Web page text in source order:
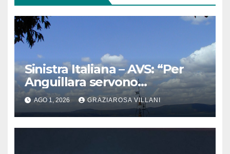
Sinistra Italiana – AVS: “Per
Anguillara servono
trasparenza, partecipazione e
scelte politiche coraggiose”
AGO 1, 2026 GRAZIAROSA VILLANI